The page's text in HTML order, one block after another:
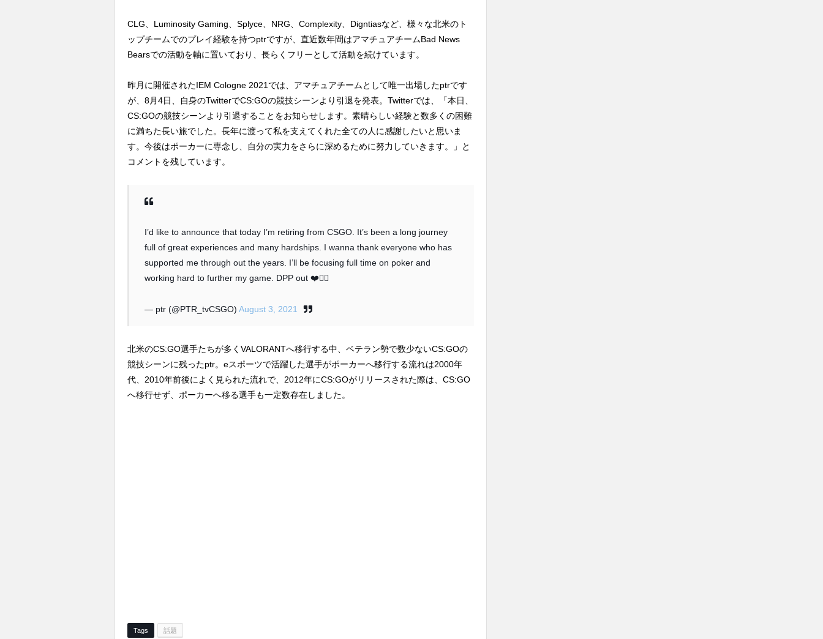
CLG、Luminosity Gaming、Splyce、NRG、Complexity、Digntiasなど、様々な北米のト
ップチームでのプレイ経験を持つptrですが、直近数年間はアマチュアチームBad News
Bearsでの活動を軸に置いており、長らくフリーとして活動を続けています。
昨月に開催されたIEM Cologne 2021では、アマチュアチームとして唯一出場したptrです
が、8月4日、自身のTwitterでCS:GOの競技シーンより引退を発表。Twitterでは、「本日、
CS:GOの競技シーンより引退することをお知らせします。素晴らしい経験と数多くの困難
に満ちた長い旅でした。長年に渡って私を支えてくれた全ての人に感謝したいと思いま
す。今後はポーカーに専念し、自分の実力をさらに深めるために努力していきます。」と
コメントを残しています。
I’d like to announce that today I’m retiring from CSGO. It’s been a long journey
full of great experiences and many hardships. I wanna thank everyone who has
supported me through out the years. I’ll be focusing full time on poker and
working hard to further my game. DPP out ❤️✌🏻
— ptr (@PTR_tvCSGO) August 3, 2021
北米のCS:GO選手たちが多くVALORANTへ移行する中、ベテラン勢で数少ないCS:GOの
競技シーンに残ったptr。eスポーツで活躍した選手がポーカーへ移行する流れは2000年
代、2010年前後によく見られた流れで、2012年にCS:GOがリリースされた際は、CS:GO
へ移行せず、ポーカーへ移る選手も一定数存在しました。
Tags 話題